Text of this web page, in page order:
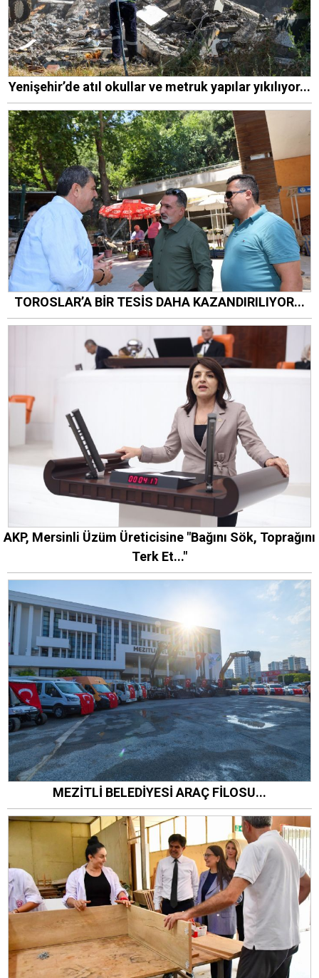
Yenişehir’de atıl okullar ve metruk yapılar yıkılıyor...
TOROSLAR’A BİR TESİS DAHA KAZANDIRILIYOR...
AKP, Mersinli Üzüm Üreticisine "Bağını Sök, Toprağını
Terk Et..."
MEZİTLİ BELEDİYESİ ARAÇ FİLOSU...